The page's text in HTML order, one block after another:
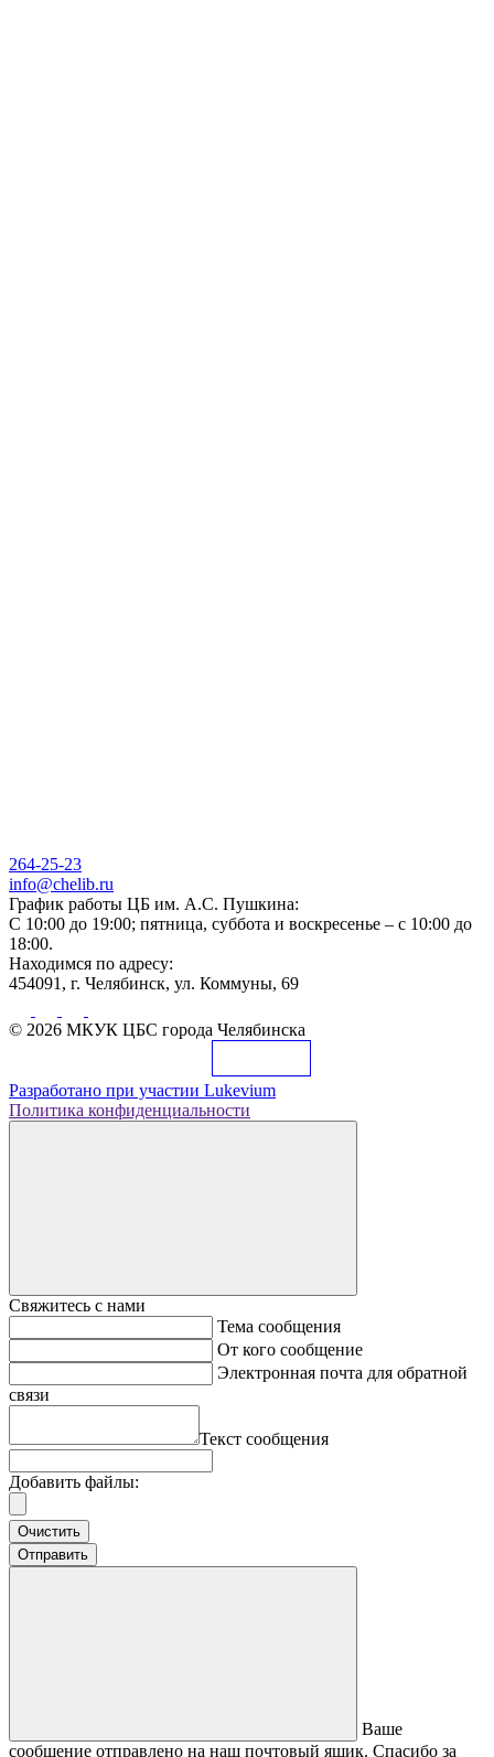
264-25-23
info@chelib.ru
График работы ЦБ им. А.С. Пушкина:
С 10:00 до 19:00; пятница, суббота и воскресенье – с 10:00 до
18:00.
Находимся по адресу:
454091, г. Челябинск, ул. Коммуны, 69
© 2026 МКУК ЦБС города Челябинска
Разработано при участии Lukevium
Политика конфиденциальности
Свяжитесь с нами
Тема сообщения
От кого сообщение
Электронная почта для обратной
связи
Текст сообщения
Добавить файлы:
Очистить
Отправить
Ваше
сообщение отправлено на наш почтовый ящик. Спасибо за